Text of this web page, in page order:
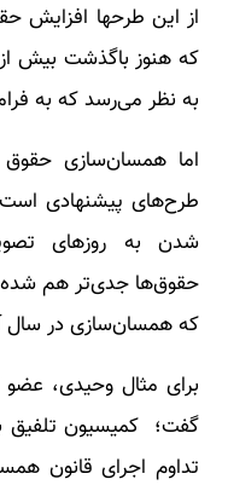
از این طرحها افزایش
که هنوز باگذشت بیش
به نظر می‌رسد که به
اما همسان‌سازی حقوق
طرح‌های پیشنهادی
شدن به روزهای
حقوق‌ها جدی‌تر هم شده و
که همسان‌سازی در سال
برای مثال وحیدی، عضو